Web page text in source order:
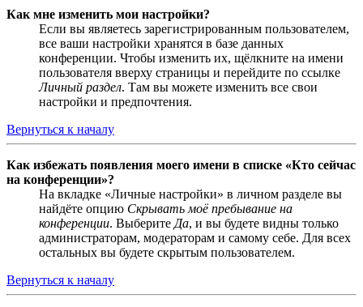
Как мне изменить мои настройки?
Если вы являетесь зарегистрированным пользователем,
все ваши настройки хранятся в базе данных
конференции. Чтобы изменить их, щёлкните на имени
пользователя вверху страницы и перейдите по ссылке
Личный раздел. Там вы можете изменить все свои
настройки и предпочтения.
Вернуться к началу
Как избежать появления моего имени в списке «Кто сейчас
на конференции»?
На вкладке «Личные настройки» в личном разделе вы
найдёте опцию Скрывать моё пребывание на
конференции. Выберите Да, и вы будете видны только
администраторам, модераторам и самому себе. Для всех
остальных вы будете скрытым пользователем.
Вернуться к началу